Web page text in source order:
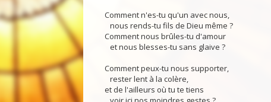
Comment n'es-tu qu'un avec nous,
nous rends-tu fils de Dieu même ?
Comment nous brûles-tu d'amour
et nous blesses-tu sans glaive ?
Comment peux-tu nous supporter,
rester lent à la colère,
et de l'ailleurs où tu te tiens